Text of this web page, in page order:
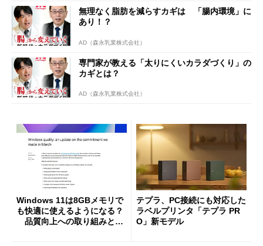
無理なく脂肪を減らすカギは 「腸内環境」に
あり！？
AD（森永乳業株式会社）
専門家が教える「太りにくいカラダづくり」の
カギとは？
AD（森永乳業株式会社）
Windows 11は8GBメモリで
も快適に使えるようになる？
品質向上への取り組みと
テプラ、PC接続にも対応した
ラベルプリンタ「テプラ PR
O」新モデル